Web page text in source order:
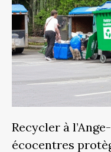
Recycler à
écocentres